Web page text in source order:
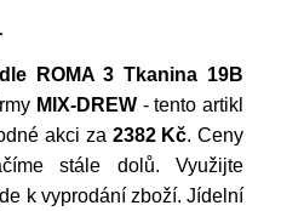
ROMA 3 Tkanina 19B
MIX-DREW- tento artikl
akci za 2382 Kč. Ceny
stále dolů. Využijte
k vyprodání zboží. Jídelní